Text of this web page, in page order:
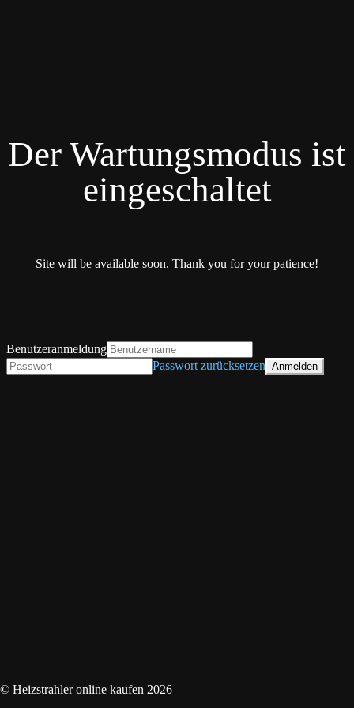
Der Wartungsmodus ist
eingeschaltet
Site will be available soon. Thank you for your patience!
© Heizstrahler online kaufen 2026
Benutzeranmeldung
Passwort zurücksetzen